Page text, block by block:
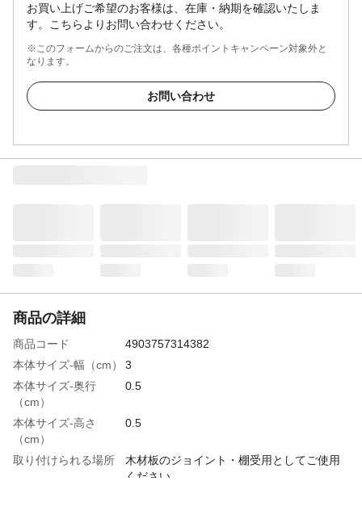
お買い上げご希望のお客様は、在庫・納期を確認いたしま
す。こちらよりお問い合わせください。
※このフォームからのご注文は、各種ポイントキャンペーン対象外と
なります。
お問い合わせ
商品の詳細
商品コード
4903757314382
本体サイズ-幅（cm）
3
本体サイズ-奥行
（cm）
0.5
本体サイズ-高さ
（cm）
0.5
取り付けられる場所
木材板のジョイント・棚受用としてご使用
ください。